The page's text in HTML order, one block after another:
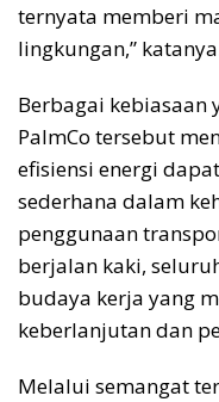
ternyata memberi
lingkungan,”
Berbagai kebiasaan
PalmCo tersebut
efisiensi energi
sederhana dalam
penggunaan
berjalan kaki,
budaya kerja yang
keberlanjutan dan
Melalui semangat